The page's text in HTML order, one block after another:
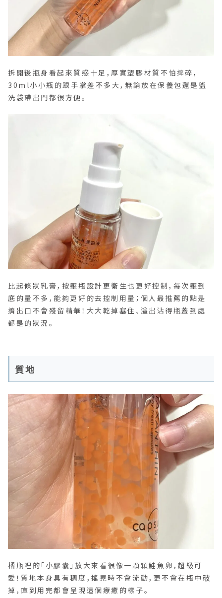
拆開後瓶身看起來質感十足，厚實塑膠材質不怕摔碎，
30ml小小瓶的跟手掌差不多大，無論放在保養包還是盥
洗袋帶出門都很方便。
比起條狀乳膏，按壓瓶設計更衛生也更好控制，每次壓到
底的量不多，能夠更好的去控制用量；個人最推薦的點是
擠出口不會殘留精華！大大乾掉塞住、溢出沾得瓶蓋到處
都是的狀況。
質地
橘瓶裡的「小膠囊」放大來看很像一顆顆鮭魚卵，超級可
愛！質地本身具有稠度，搖晃時不會流動，更不會在瓶中破
掉，直到用完都會呈現這個療癒的樣子。